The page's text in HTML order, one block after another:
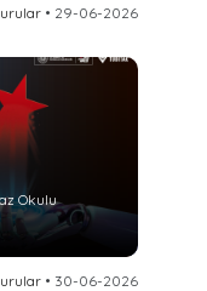
• 29-06-2026
Okulu
• 30-06-2026